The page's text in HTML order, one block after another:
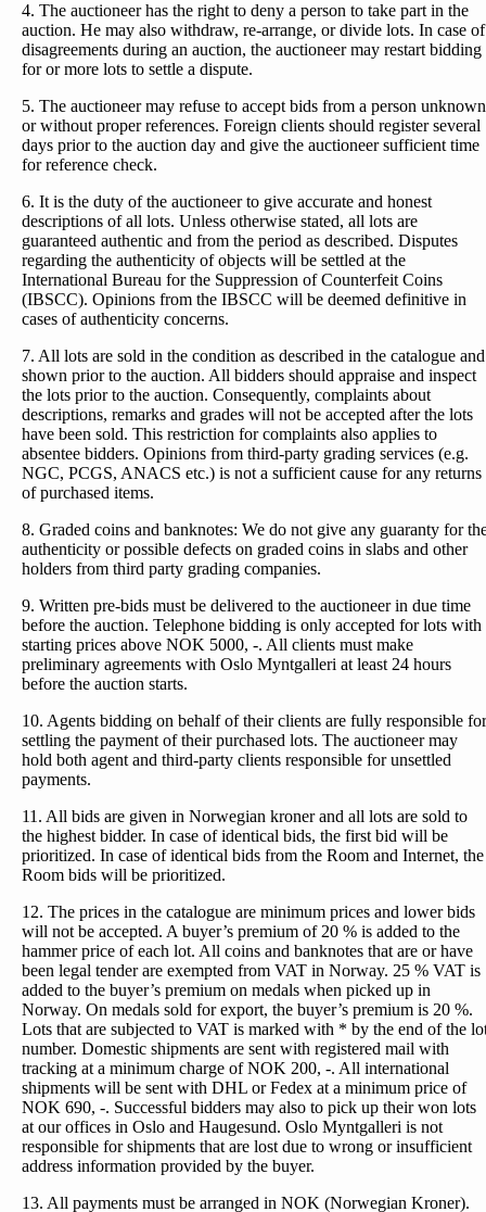
4. The auctioneer has the right to deny a person to take part in the
auction. He may also withdraw, re-arrange, or divide lots. In case of
disagreements during an auction, the auctioneer may restart bidding
for or more lots to settle a dispute.
5. The auctioneer may refuse to accept bids from a person unknown
or without proper references. Foreign clients should register several
days prior to the auction day and give the auctioneer sufficient time
for reference check.
6. It is the duty of the auctioneer to give accurate and honest
descriptions of all lots. Unless otherwise stated, all lots are
guaranteed authentic and from the period as described. Disputes
regarding the authenticity of objects will be settled at the
International Bureau for the Suppression of Counterfeit Coins
(IBSCC). Opinions from the IBSCC will be deemed definitive in
cases of authenticity concerns.
7. All lots are sold in the condition as described in the catalogue and
shown prior to the auction. All bidders should appraise and inspect
the lots prior to the auction. Consequently, complaints about
descriptions, remarks and grades will not be accepted after the lots
have been sold. This restriction for complaints also applies to
absentee bidders. Opinions from third-party grading services (e.g.
NGC, PCGS, ANACS etc.) is not a sufficient cause for any returns
of purchased items.
8. Graded coins and banknotes: We do not give any guaranty for
authenticity or possible defects on graded coins in slabs and other
holders from third party grading companies.
9. Written pre-bids must be delivered to the auctioneer in due time
before the auction. Telephone bidding is only accepted for lots with
starting prices above NOK 5000, -. All clients must make
preliminary agreements with Oslo Myntgalleri at least 24 hours
before the auction starts.
10. Agents bidding on behalf of their clients are fully responsible for
settling the payment of their purchased lots. The auctioneer may
hold both agent and third-party clients responsible for unsettled
payments.
11. All bids are given in Norwegian kroner and all lots are sold to
the highest bidder. In case of identical bids, the first bid will be
prioritized. In case of identical bids from the Room and Internet, the
Room bids will be prioritized.
12. The prices in the catalogue are minimum prices and lower bids
will not be accepted. A buyer’s premium of 20 % is added to the
hammer price of each lot. All coins and banknotes that are or have
been legal tender are exempted from VAT in Norway. 25 % VAT is
added to the buyer’s premium on medals when picked up in
Norway. On medals sold for export, the buyer’s premium is 20 %.
Lots that are subjected to VAT is marked with * by the end of the
number. Domestic shipments are sent with registered mail with
tracking at a minimum charge of NOK 200, -. All international
shipments will be sent with DHL or Fedex at a minimum price of
NOK 690, -. Successful bidders may also to pick up their won lots
at our offices in Oslo and Haugesund. Oslo Myntgalleri is not
responsible for shipments that are lost due to wrong or insufficient
address information provided by the buyer.
13. All payments must be arranged in NOK (Norwegian Kroner).